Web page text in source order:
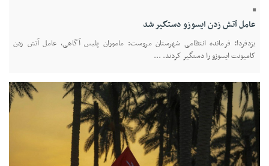
عامل آتش زدن ایسوزو دستگیر شد
یزدفردا؛ فرمانده انتظامی شهرستان مروست: ماموران پلیس آگاهی، عامل آتش زدن
کامیونت ایسوزو را دستگیر کردند. ...